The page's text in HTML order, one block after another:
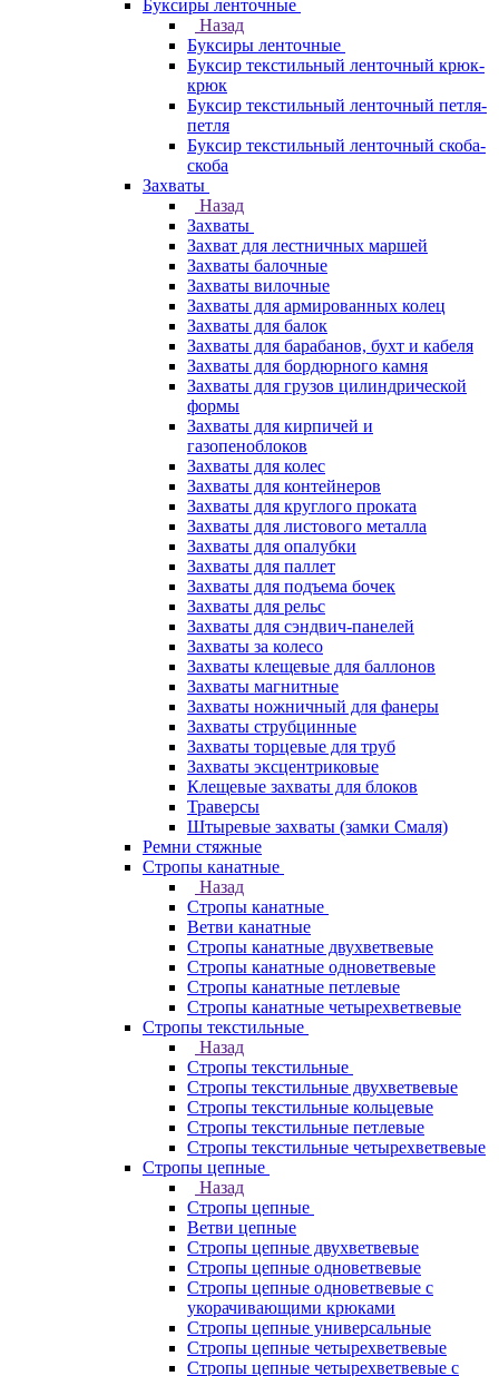
Буксиры ленточные
Назад
Буксиры ленточные
Буксир текстильный ленточный крюк-
крюк
Буксир текстильный ленточный петля-
петля
Буксир текстильный ленточный скоба-
скоба
Захваты
Назад
Захваты
Захват для лестничных маршей
Захваты балочные
Захваты вилочные
Захваты для армированных колец
Захваты для балок
Захваты для барабанов, бухт и кабеля
Захваты для бордюрного камня
Захваты для грузов цилиндрической
формы
Захваты для кирпичей и
газопеноблоков
Захваты для колес
Захваты для контейнеров
Захваты для круглого проката
Захваты для листового металла
Захваты для опалубки
Захваты для паллет
Захваты для подъема бочек
Захваты для рельс
Захваты для сэндвич-панелей
Захваты за колесо
Захваты клещевые для баллонов
Захваты магнитные
Захваты ножничный для фанеры
Захваты струбцинные
Захваты торцевые для труб
Захваты эксцентриковые
Клещевые захваты для блоков
Траверсы
Штыревые захваты (замки Смаля)
Ремни стяжные
Стропы канатные
Назад
Стропы канатные
Ветви канатные
Стропы канатные двухветвевые
Стропы канатные одноветвевые
Стропы канатные петлевые
Стропы канатные четырехветвевые
Стропы текстильные
Назад
Стропы текстильные
Стропы текстильные двухветвевые
Стропы текстильные кольцевые
Стропы текстильные петлевые
Стропы текстильные четырехветвевые
Стропы цепные
Назад
Стропы цепные
Ветви цепные
Стропы цепные двухветвевые
Стропы цепные одноветвевые
Стропы цепные одноветвевые с
укорачивающими крюками
Стропы цепные универсальные
Стропы цепные четырехветвевые
Стропы цепные четырехветвевые с